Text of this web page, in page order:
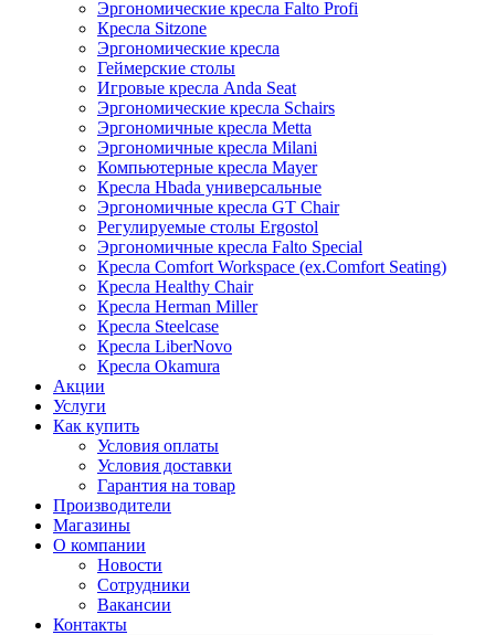
Эргономические кресла Falto Profi
Кресла Sitzone
Эргономические кресла
Геймерские столы
Игровые кресла Anda Seat
Эргономические кресла Schairs
Эргономичные кресла Metta
Эргономичные кресла Milani
Компьютерные кресла Mayer
Кресла Hbada универсальные
Эргономичные кресла GT Chair
Регулируемые столы Ergostol
Эргономичные кресла Falto Special
Кресла Comfort Workspace (ex.Comfort Seating)
Кресла Healthy Chair
Кресла Herman Miller
Кресла Steelcase
Кресла LiberNovo
Кресла Okamura
Акции
Услуги
Как купить
Условия оплаты
Условия доставки
Гарантия на товар
Производители
Магазины
О компании
Новости
Сотрудники
Вакансии
Контакты